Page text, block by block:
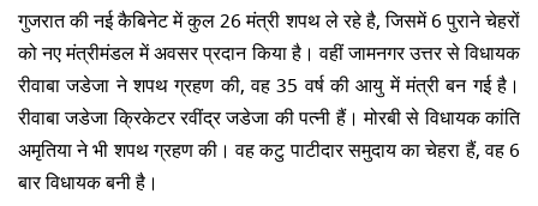
गुजरात की नई कैबिनेट में कुल 26 मंत्री शपथ ले रहे है, जिसमें 6 पुराने चेहरों
को नए मंत्रीमंडल में अवसर प्रदान किया है। वहीं जामनगर उत्तर से विधायक
रीवाबा जडेजा ने शपथ ग्रहण की, वह 35 वर्ष की आयु में मंत्री बन गई है।
रीवाबा जडेजा क्रिकेटर रवींद्र जडेजा की पत्नी हैं। मोरबी से विधायक कांति
अमृतिया ने भी शपथ ग्रहण की। वह कटु पाटीदार समुदाय का चेहरा हैं, वह 6
बार विधायक बनी है।